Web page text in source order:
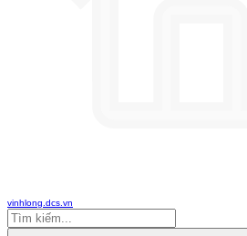
vinhlong.dcs.vn